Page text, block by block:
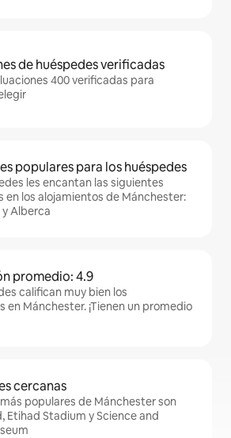
de huéspedes verificadas
400 verificadas para
populares para los huéspedes
les encantan las siguientes
en los alojamientos de Mánchester:
Alberca
promedio: 4.9
califican muy bien los
en Mánchester. ¡Tienen un promedio
cercanas
populares de Mánchester son
Etihad Stadium y Science and